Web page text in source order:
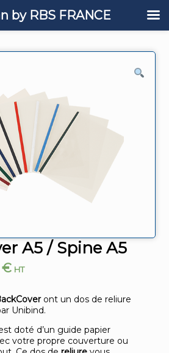
A5 / Spine A5
€ HT
ont un dos de reliure
Unibind.
doté d’un guide papier
votre propre couverture ou
by RBS FRANCE